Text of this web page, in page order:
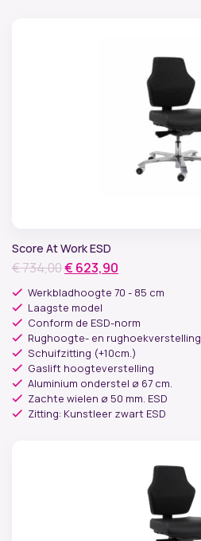
Score At Work ESD
€734,00Oorspronkelijke
prijs
was:
€ 734,00.
€ 623,90
prijs
€ 623,90.
Werkbladhoogte 70 - 85 cm
Laagste model
Conform de ESD-norm
Rughoogte- en rughoekverstelling
Schuifzitting (+10cm.)
Gaslift hoogteverstelling
Aluminium onderstel ø 67 cm.
Zachte wielen ø 50 mm. ESD
Zitting: Kunstleer zwart ESD